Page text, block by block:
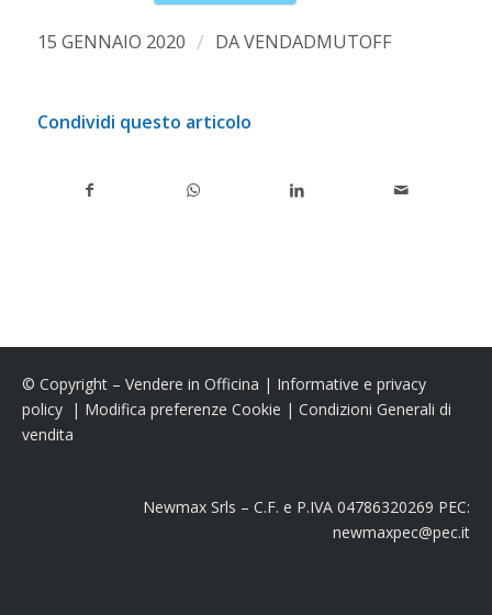
15 GENNAIO 2020 / DAVENDADMUTOFF
Condividi questo articolo
© Copyright – Vendere in Officina | Informative e privacy
policy | Modifica preferenze Cookie | Condizioni Generali di
vendita
Newmax Srls – C.F. e P.IVA 04786320269 PEC:
newmaxpec@pec.it